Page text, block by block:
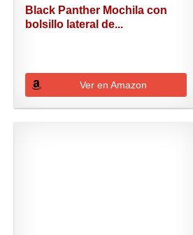
Black Panther Mochila con
bolsillo lateral de...
Ver en Amazon